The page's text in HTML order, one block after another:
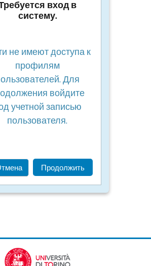
вход в
систему.
не имеют доступа к
профилям
Для
войдите
учетной записью
пользователя.
Продолжить